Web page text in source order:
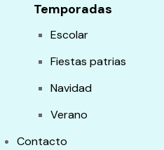
Temporadas
Escolar
Fiestas patrias
Navidad
Verano
Contacto